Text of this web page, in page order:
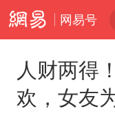
网易号
人财两得
欢，女友